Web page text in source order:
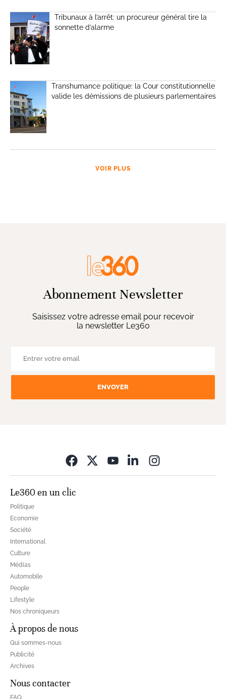
Tribunaux à l’arrêt: un procureur général tire la
sonnette d’alarme
Transhumance politique: la Cour constitutionnelle
valide les démissions de plusieurs parlementaires
VOIR PLUS
Abonnement Newsletter
Saisissez votre adresse email pour recevoir
la newsletter Le360
ENVOYER
Le360 en un clic
Politique
Economie
Société
International
Culture
Médias
Automobile
People
Lifestyle
Nos chroniqueurs
À propos de nous
Qui sommes-nous
Publicité
Archives
Nous contacter